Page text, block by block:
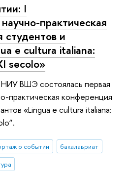
I
практическая
и
e cultura italiana:
secolo»
НИУ ВШЭ состоялась первая
практическая конференция
«Lingua e cultura italiana:
о событии
бакалавриат